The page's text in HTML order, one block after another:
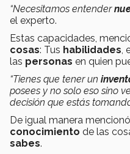
“Necesitamos entender
el experto.
Estas capacidades,
cosas: Tus habilidades ,
las personas en quien
“Tienes que tener un
posees y no solo eso sino
decisión que estás
De igual manera
conocimiento de las
sabes.